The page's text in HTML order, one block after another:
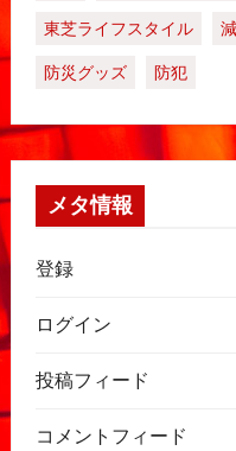
東芝ライフスタイル
防災グッズ
防犯
メタ情報
登録
ログイン
投稿フィード
コメントフィード